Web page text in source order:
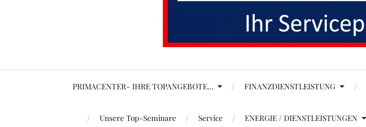
PRIMACENTER- IHRE TOPANGEBOTE… FINANZDIENSTLEISTUNG
Unsere Top-Seminare Service ENERGIE / DIENSTLEISTUNGEN